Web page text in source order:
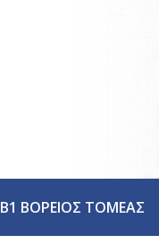
Β1 ΒΟΡΕΙΟΣ ΤΟΜΕΑΣ